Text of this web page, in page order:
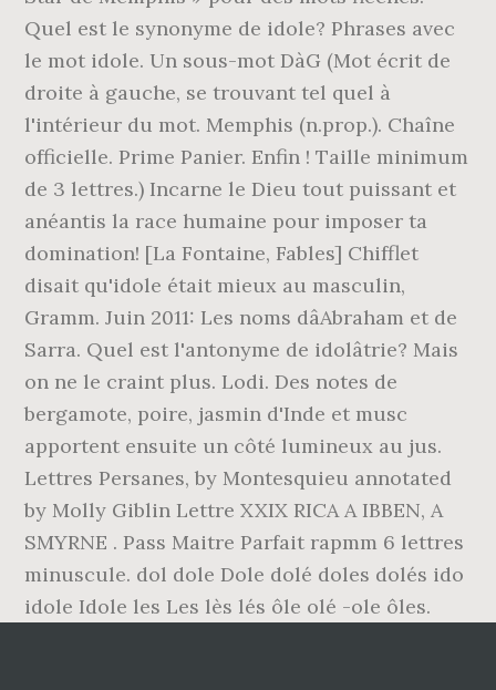
Quel est le synonyme de idole? Phrases avec
le mot idole. Un sous-mot DàG (Mot écrit de
droite à gauche, se trouvant tel quel à
l'intérieur du mot. Memphis (n.prop.). Chaîne
officielle. Prime Panier. Enfin ! Taille minimum
de 3 lettres.) Incarne le Dieu tout puissant et
anéantis la race humaine pour imposer ta
domination! [La Fontaine, Fables] Chifflet
disait qu'idole était mieux au masculin,
Gramm. Juin 2011: Les noms dâAbraham et de
Sarra. Quel est l'antonyme de idolâtrie? Mais
on ne le craint plus. Lodi. Des notes de
bergamote, poire, jasmin d'Inde et musc
apportent ensuite un côté lumineux au jus.
Lettres Persanes, by Montesquieu annotated
by Molly Giblin Lettre XXIX RICA A IBBEN, A
SMYRNE . Pass Maitre Parfait rapmm 6 lettres
minuscule. dol dole Dole dolé doles dolés ido
idole Idole les Les lès lés ôle olé -ole ôles.